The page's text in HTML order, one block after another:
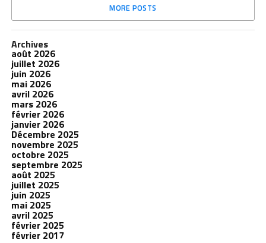
MORE POSTS
Archives
août 2026
juillet 2026
juin 2026
mai 2026
avril 2026
mars 2026
février 2026
janvier 2026
Décembre 2025
novembre 2025
octobre 2025
septembre 2025
août 2025
juillet 2025
juin 2025
mai 2025
avril 2025
février 2025
février 2017